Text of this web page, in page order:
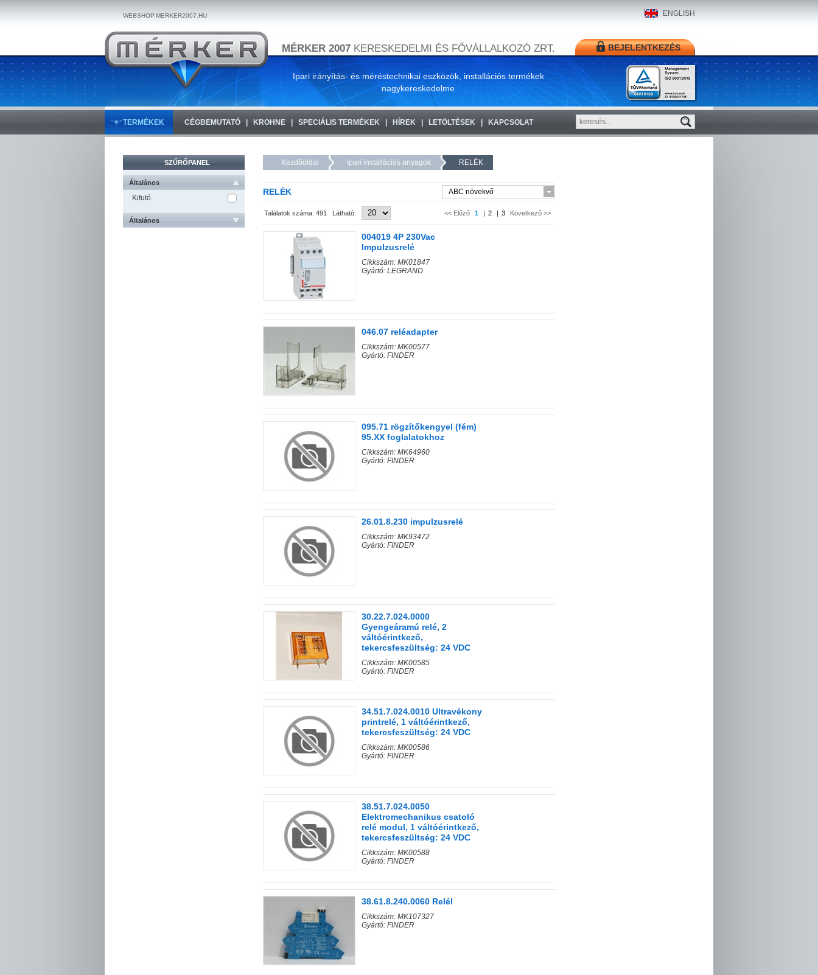
WEBSHOP.MERKER2007.HU
MÉRKER 2007KERESKEDELMI ÉS FŐVÁLLALKOZÓ ZRT.
Ipari irányítás- és méréstechnikai eszközök, installációs termékek
nagykereskedelme
ENGLISH
BEJELENTKEZÉS
TERMÉKEK CÉGBEMUTATÓ KROHNE SPECIÁLIS TERMÉKEK HÍREK LETÖLTÉSEK KAPCSOLAT
Kezdőoldal Ipari installációs anyagok RELÉK
RELÉK
Találatok száma: 491 Látható: << Előző 1 | 2 | 3 Következő >>
004019 4P 230Vac
Impulzusrelé
Cikkszám: MK01847
Gyártó: LEGRAND
046.07 reléadapter
Cikkszám: MK00577
Gyártó: FINDER
095.71 rögzítőkengyel (fém)
95.XX foglalatokhoz
Cikkszám: MK64960
Gyártó: FINDER
26.01.8.230 impulzusrelé
Cikkszám: MK93472
Gyártó: FINDER
30.22.7.024.0000
Gyengeáramú relé, 2
váltóérintkező,
tekercsfeszültség: 24 VDC
Cikkszám: MK00585
Gyártó: FINDER
34.51.7.024.0010 Ultravékony
printrelé, 1 váltóérintkező,
tekercsfeszültség: 24 VDC
Cikkszám: MK00586
Gyártó: FINDER
38.51.7.024.0050
Elektromechanikus csatoló
relé modul, 1 váltóérintkező,
tekercsfeszültség: 24 VDC
Cikkszám: MK00588
Gyártó: FINDER
38.61.8.240.0060 Relél
Cikkszám: MK107327
Gyártó: FINDER
SZŰRŐPANEL
Általános
Kifutó
Általános